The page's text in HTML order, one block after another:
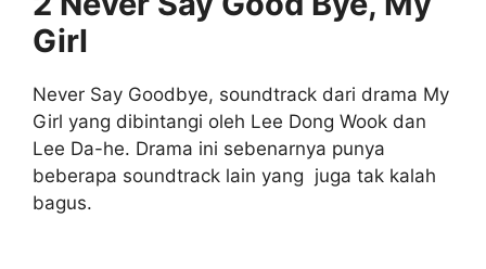
Girl
Never Say Goodbye, soundtrack dari drama My
Girl yang dibintangi oleh Lee Dong Wook dan
Lee Da-he. Drama ini sebenarnya punya
beberapa soundtrack lain yang juga tak kalah
bagus.